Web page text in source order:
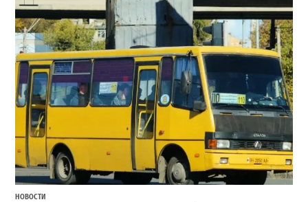
НОВОСТИ